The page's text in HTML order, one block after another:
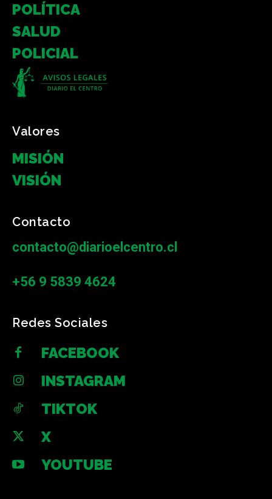
POLÍTICA
SALUD
POLICIAL
Valores
MISIÓN
VISIÓN
Contacto
contacto@diarioelcentro.cl
+56 9 5839 4624
Redes Sociales
FACEBOOK
INSTAGRAM
TIKTOK
X
YOUTUBE